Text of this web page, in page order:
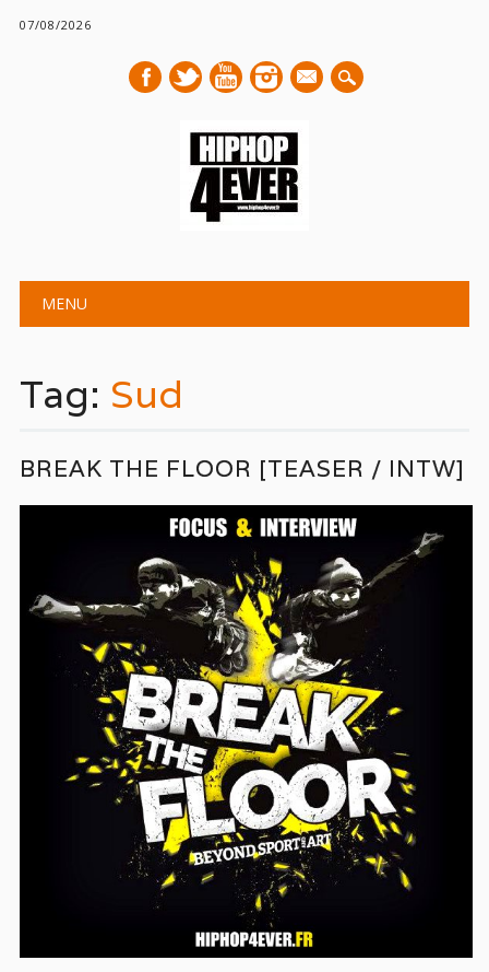
07/08/2026
mail
Main menu
MENU
Tag: Sud
BREAK THE FLOOR [TEASER / INTW]